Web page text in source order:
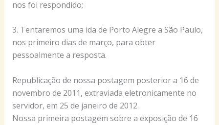
nos foi respondido;
3. Tentaremos uma ida de Porto Alegre a São Paulo,
nos primeiro dias de março, para obter
pessoalmente a resposta.
Republicação de nossa postagem posterior a 16 de
novembro de 2011, extraviada eletronicamente no
servidor, em 25 de janeiro de 2012.
Nossa primeira postagem sobre a exposição de 16